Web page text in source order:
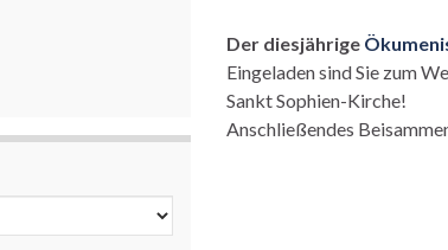
Der diesjährige
Eingeladen sind Sie zum
Sankt Sophien-Kirche!
Anschließendes